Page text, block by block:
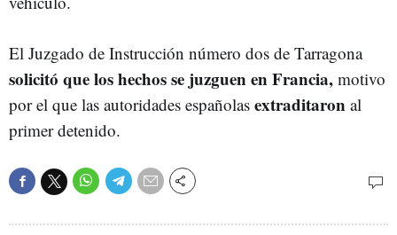
El Juzgado de Instrucción número dos de Tarragona
solicitó que los hechos se juzguen en Francia, motivo
por el que las autoridades españolas extraditaron al
primer detenido.